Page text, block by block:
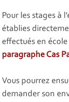
Pour les stages à
établies
effectués en
paragraphe Cas
Vous pourrez
demander son